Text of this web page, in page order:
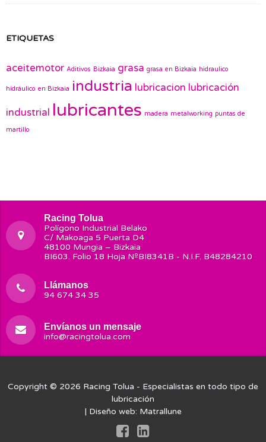
ETIQUETAS
aceitemotor Aditivos Bizkaia grasa grasa en Bizkaia hidraulico
hidráulico en Bizkaia industria lubricacion lubricación
industrial lubricantes madera metalworking puntas de
martillo
Racing Tolua
Polígono Industrial Belako
C/ Makoaga 5 Puerta D4
48100 Mungia – Bizkaia
BI603. Folio 18 Hoja NºBI8341B - N.I.F. B48284210
Llámanos
94 674 34 35
Envíanos un mensaje
info@racingtolua.com
Copyright © 2026 Racing Tolua - Especialistas en todo tipo de
lubricación
| Diseño web: Matrallune